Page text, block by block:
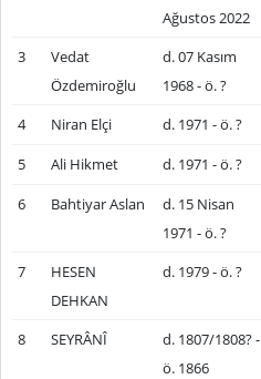
Ağustos 2022
3
Vedat
Özdemiroğlu
d. 07 Kasım
1968 - ö. ?
4 Niran Elçi d. 1971 - ö. ?
5 Ali Hikmet d. 1971 - ö. ?
6 Bahtiyar Aslan
d. 15 Nisan
1971 - ö. ?
7
HESEN
DEHKAN
d. 1979 - ö. ?
8 SEYRÂNÎ
d. 1807/1808? -
ö. 1866